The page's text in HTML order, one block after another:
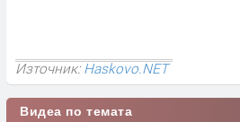
Източник:Haskovo.NET
Видеа по темата